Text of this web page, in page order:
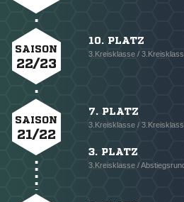
SAISON
22/23
10. PLATZ
3.Kreisklasse /
SAISON
21/22
7. PLATZ
3.Kreisklasse /
3. PLATZ
3.Kreisklasse /